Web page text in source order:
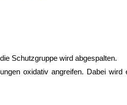
Schutzgruppe wird abgespalten.
oxidativ angreifen. Dabei